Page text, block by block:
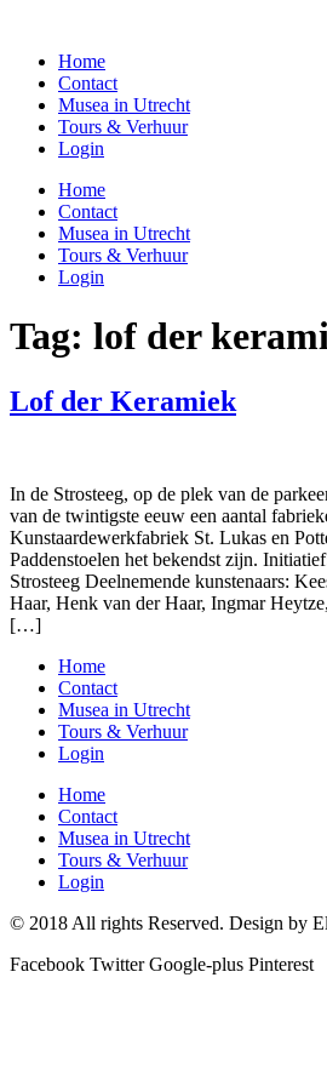
Home
Contact
Musea in Utrecht
Tours & Verhuur
Login
Home
Contact
Musea in Utrecht
Tours & Verhuur
Login
Tag: lof der
Lof der Keramiek
In de Strosteeg, op de plek van de
van de twintigste eeuw een aantal
Kunstaardewerkfabriek St. Lukas en
Paddenstoelen het bekendst zijn.
Strosteeg Deelnemende kunstenaars:
Haar, Henk van der Haar, Ingmar
[…]
Home
Contact
Musea in Utrecht
Tours & Verhuur
Login
Home
Contact
Musea in Utrecht
Tours & Verhuur
Login
© 2018 All rights Reserved. Design by
Facebook Twitter Google-plus Pinterest